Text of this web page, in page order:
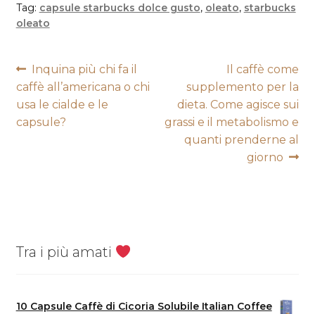
Tag: capsule starbucks dolce gusto, oleato, starbucks
oleato
Navigazione
articoli
Articolo
precedente:
Inquina più chi fa il
caffè all’americana o chi
usa le cialde e le
capsule?
Articolo
successivo:
Il caffè come
supplemento per la
dieta. Come agisce sui
grassi e il metabolismo e
quanti prenderne al
giorno
Tra i più amati
10 Capsule Caffè di Cicoria Solubile Italian Coffee